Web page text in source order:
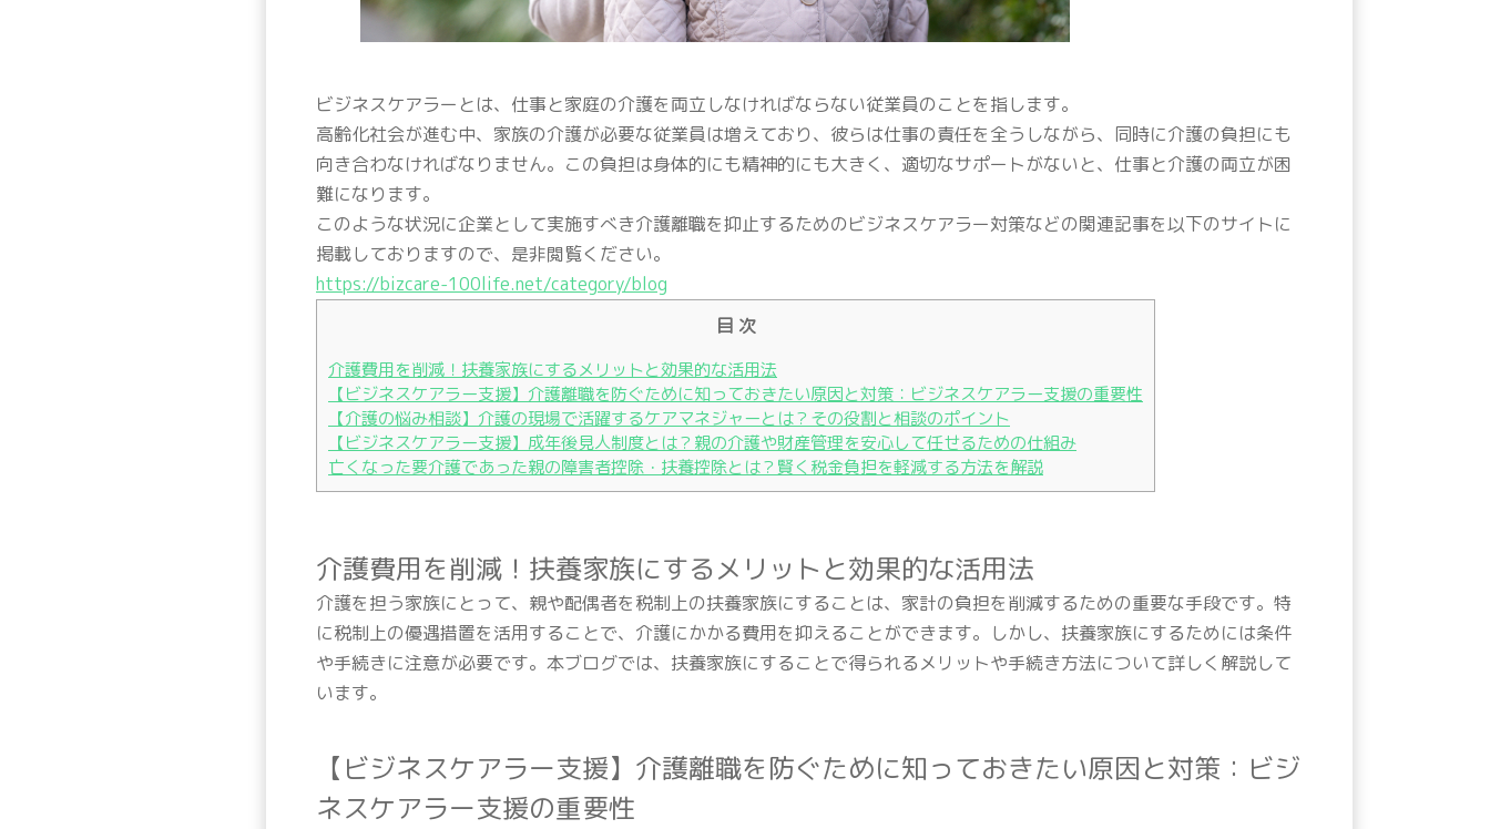
ビジネスケアラーとは、仕事と家庭の介護を両立しなければならない従業員のことを指します。
高齢化社会が進む中、家族の介護が必要な従業員は増えており、彼らは仕事の責任を全うしながら、同時に介護の負担にも
向き合わなければなりません。この負担は身体的にも精神的にも大きく、適切なサポートがないと、仕事と介護の両立が困
難になります。
このような状況に企業として実施すべき介護離職を抑止するためのビジネスケアラー対策などの関連記事を以下のサイトに
掲載しておりますので、是非閲覧ください。
https://bizcare-100life.net/category/blog
目 次
介護費用を削減！扶養家族にするメリットと効果的な活用法
【ビジネスケアラー支援】介護離職を防ぐために知っておきたい原因と対策：ビジネスケアラー支援の重要性
【介護の悩み相談】介護の現場で活躍するケアマネジャーとは？その役割と相談のポイント
【ビジネスケアラー支援】成年後見人制度とは？親の介護や財産管理を安心して任せるための仕組み
亡くなった要介護であった親の障害者控除・扶養控除とは？賢く税金負担を軽減する方法を解説
介護費用を削減！扶養家族にするメリットと効果的な活用法
介護を担う家族にとって、親や配偶者を税制上の扶養家族にすることは、家計の負担を削減するための重要な手段です。特
に税制上の優遇措置を活用することで、介護にかかる費用を抑えることができます。しかし、扶養家族にするためには条件
や手続きに注意が必要です。本ブログでは、扶養家族にすることで得られるメリットや手続き方法について詳しく解説して
います。
【ビジネスケアラー支援】介護離職を防ぐために知っておきたい原因と対策：ビジ
ネスケアラー支援の重要性